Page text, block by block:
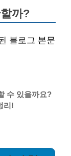
까?
블로그 본문
수 있을까요?
리!